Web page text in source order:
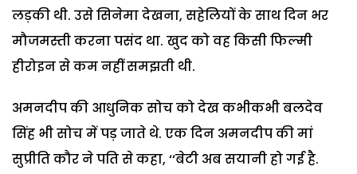
लड़की थी. उसे सिनेमा देखना, सहेलियों के साथ दिन भर
मौजमस्ती करना पसंद था. खुद को वह किसी फिल्मी
हीरोइन से कम नहीं समझती थी.
अमनदीप की आधुनिक सोच को देख कभीकभी बलदेव
सिंह भी सोच में पड़ जाते थे. एक दिन अमनदीप की मां
सुप्रीति कौर ने पति से कहा, ‘‘बेटी अब सयानी हो गई है.